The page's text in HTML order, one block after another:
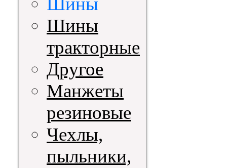
Шины
тракторные
Другое
Манжеты
резиновые
Чехлы,
пыльники,